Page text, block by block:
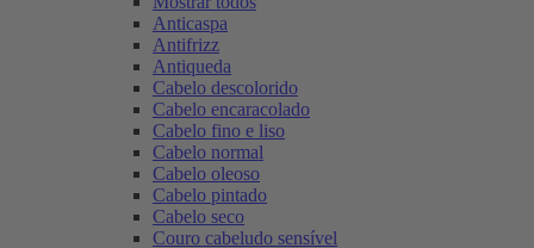
Anticaspa
Antifrizz
Antiqueda
Cabelo descolorido
Cabelo encaracolado
Cabelo fino e liso
Cabelo normal
Cabelo oleoso
Cabelo pintado
Cabelo seco
Couro cabeludo sensível